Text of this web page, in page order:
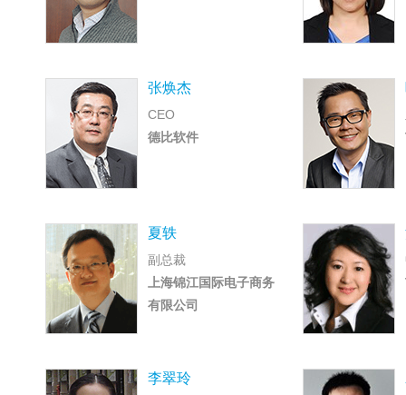
张焕杰
CEO
德比软件
夏轶
副总裁
上海锦江国际电子商务
有限公司
李翠玲